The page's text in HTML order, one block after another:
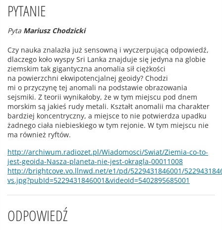
PYTANIE
Pyta Mariusz Chodzicki
Czy nauka znalazła już sensowną i wyczerpującą odpowiedź,
dlaczego koło wyspy Sri Lanka znajduje się jedyna na globie
ziemskim tak gigantyczna anomalia sił ciężkości
na powierzchni ekwipotencjalnej geoidy? Chodzi
mi o przyczynę tej anomali na podstawie obrazowania
sejsmiki. Z teorii wynikałoby, że w tym miejscu pod dnem
morskim są jakieś rudy metali. Kształt anomalii ma charakter
bardziej koncentryczny, a miejsce to nie potwierdza upadku
żadnego ciała niebieskiego w tym rejonie. W tym miejscu nie
ma również ryftów.
http://archiwum.radiozet.pl/Wiadomosci/Swiat/Ziemia-co-to-
jest-geoida-Nasza-planeta-nie-jest-okragla-00011008
http://brightcove.vo.llnwd.net/e1/pd/5229431846001/
vs.jpg?pubId=5229431846001&videoId=5402895685001
ODPOWIEDŹ